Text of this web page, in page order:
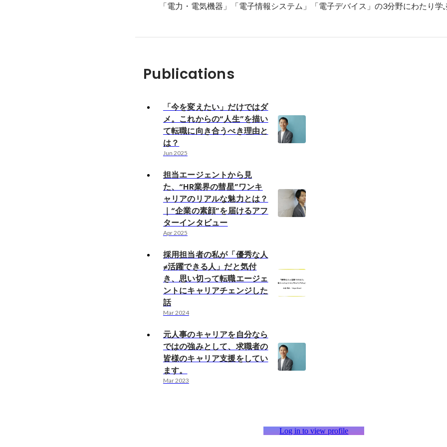
「電力・電気機器」「電子情報システム」「電子デバイス」の3分野にわたり学
Publications
「今を変えたい」だけではダ
メ。これからの“人生”を描い
て転職に向き合うべき理由と
は？
Jun 2025
担当エージェントから見
た、“HR業界の彗星”ワンキ
ャリアのリアルな魅力とは？
｜“企業の素顔”を届けるアフ
ターインタビュー
Apr 2025
採用担当者の私が「優秀な人
≠活躍できる人」だと気付
き、思い切って転職エージェ
ントにキャリアチェンジした
話
Mar 2024
元人事のキャリアを自分なら
ではの強みとして、求職者の
皆様のキャリア支援をしてい
ます。
Mar 2023
Log in to view profile